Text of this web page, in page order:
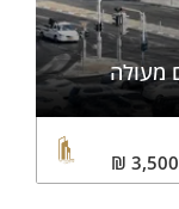
3,500
₪